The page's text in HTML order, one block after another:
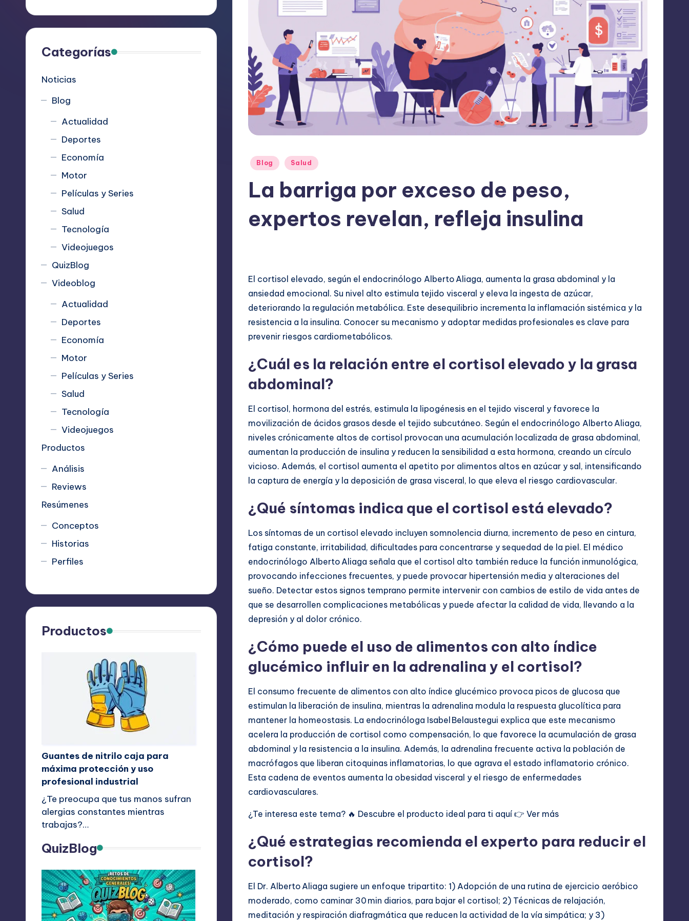
R
e
Publicado
Blog Salud
La barriga por exceso de peso,
expertos revelan, refleja insulina
El cortisol elevado, según el endocrinólogo Alberto Aliaga, aumenta la grasa abdominal y la
ansiedad emocional. Su nivel alto estimula tejido visceral y eleva la ingesta de azúcar,
deteriorando la regulación metabólica. Este desequilibrio incrementa la inflamación sistémica y la
resistencia a la insulina. Conocer su mecanismo y adoptar medidas profesionales es clave para
prevenir riesgos cardiometabólicos.
¿Cuál es la relación entre el cortisol elevado y la grasa
abdominal?
El cortisol, hormona del estrés, estimula la lipogénesis en el tejido visceral y favorece la
movilización de ácidos grasos desde el tejido subcutáneo. Según el endocrinólogo Alberto Aliaga,
niveles crónicamente altos de cortisol provocan una acumulación localizada de grasa abdominal,
aumentan la producción de insulina y reducen la sensibilidad a esta hormona, creando un círculo
vicioso. Además, el cortisol aumenta el apetito por alimentos altos en azúcar y sal, intensificando
la captura de energía y la deposición de grasa visceral, lo que eleva el riesgo cardiovascular.
¿Qué síntomas indica que el cortisol está elevado?
Los síntomas de un cortisol elevado incluyen somnolencia diurna, incremento de peso en cintura,
fatiga constante, irritabilidad, dificultades para concentrarse y sequedad de la piel. El médico
endocrinólogo Alberto Aliaga señala que el cortisol alto también reduce la función inmunológica,
provocando infecciones frecuentes, y puede provocar hipertensión media y alteraciones del
sueño. Detectar estos signos temprano permite intervenir con cambios de estilo de vida antes de
que se desarrollen complicaciones metabólicas y puede afectar la calidad de vida, llevando a la
depresión y al dolor crónico.
¿Cómo puede el uso de alimentos con alto índice
glucémico influir en la adrenalina y el cortisol?
El consumo frecuente de alimentos con alto índice glucémico provoca picos de glucosa que
estimulan la liberación de insulina, mientras la adrenalina modula la respuesta glucolítica para
mantener la homeostasis. La endocrinóloga Isabel Belaustegui explica que este mecanismo
acelera la producción de cortisol como compensación, lo que favorece la acumulación de grasa
abdominal y la resistencia a la insulina. Además, la adrenalina frecuente activa la población de
macrófagos que liberan citoquinas inflamatorias, lo que agrava el estado inflamatorio crónico.
Esta cadena de eventos aumenta la obesidad visceral y el riesgo de enfermedades
cardiovasculares.
¿Te interesa este tema? 🔥 Descubre el producto ideal para ti aquí 👉Ver más
¿Qué estrategias recomienda el experto para reducir el
cortisol?
El Dr. Alberto Aliaga sugiere un enfoque tripartito: 1) Adopción de una rutina de ejercicio aeróbico
moderado, como caminar 30 min diarios, para bajar el cortisol; 2) Técnicas de relajación,
meditación y respiración diafragmática que reducen la actividad de la vía simpática; y 3)
Categorías
Noticias
Blog
Actualidad
Deportes
Economía
Motor
Películas y Series
Salud
Tecnología
Videojuegos
QuizBlog
Videoblog
Actualidad
Deportes
Economía
Motor
Películas y Series
Salud
Tecnología
Videojuegos
Productos
Análisis
Reviews
Resúmenes
Conceptos
Historias
Perfiles
Productos
Guantes de nitrilo caja para
máxima protección y uso
profesional industrial
¿Te preocupa que tus manos sufran
alergias constantes mientras
trabajas?…
QuizBlog